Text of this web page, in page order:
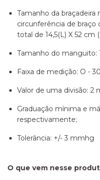
Tamanho da
circunferência de braço
total de 14,5(L) X 52 cm
Tamanho do manguito:
Faixa de medição: O -
Valor de uma divisão: 2
Graduação mínima e
respectivamente;
Tolerância: +/- 3 mmhg
O que vem nesse